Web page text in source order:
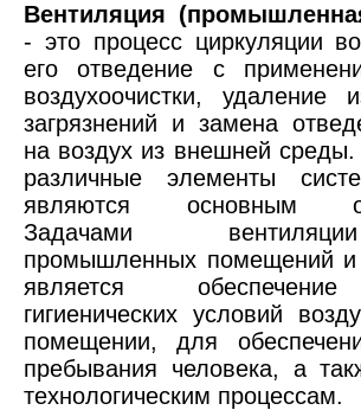
Вентиляция
- это процесс циркуляции
его отведение с
воздухоочистки, удаление
загрязнений и замена
на воздух из внешней
различные элементы
являются основным
Задачами
промышленных помещений и
является
гигиенических условий
помещении, для
пребывания человека, а
технологическим процессам.